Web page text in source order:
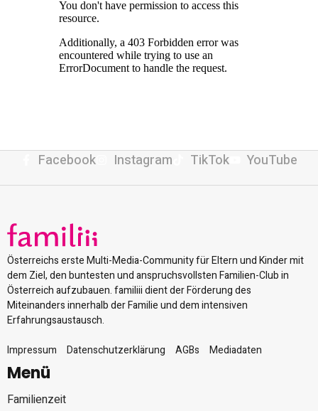
Facebook Instagram TikTok YouTube
Österreichs erste Multi-Media-Community für Eltern und Kinder mit
dem Ziel, den buntesten und anspruchsvollsten Familien-Club in
Österreich aufzubauen. familiii dient der Förderung des
Miteinanders innerhalb der Familie und dem intensiven
Erfahrungsaustausch.
Impressum
Datenschutzerklärung AGBs Mediadaten
Menü
Familienzeit